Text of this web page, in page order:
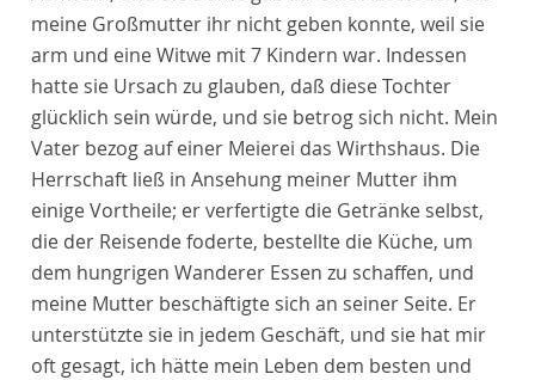
meine Großmutter ihr nicht geben konnte, weil sie
arm und eine Witwe mit 7 Kindern war. Indessen
hatte sie Ursach zu glauben, daß diese Tochter
glücklich sein würde, und sie betrog sich nicht. Mein
Vater bezog auf einer Meierei das Wirthshaus. Die
Herrschaft ließ in Ansehung meiner Mutter ihm
einige Vortheile; er verfertigte die Getränke selbst,
die der Reisende foderte, bestellte die Küche, um
dem hungrigen Wanderer Essen zu schaffen, und
meine Mutter beschäftigte sich an seiner Seite. Er
unterstützte sie in jedem Geschäft, und sie hat mir
oft gesagt, ich hätte mein Leben dem besten und